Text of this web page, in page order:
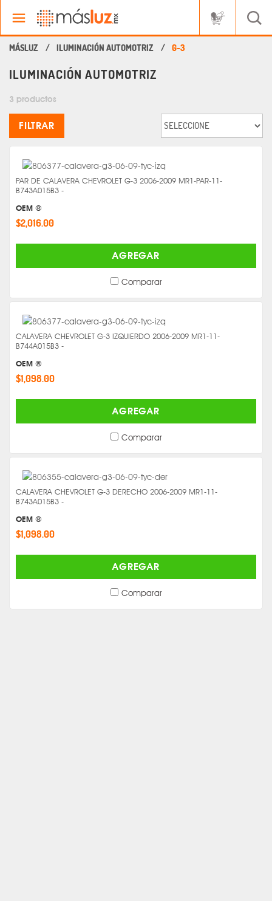
ILUMINACIÓN AUTOMOTRIZ G-3
ILUMINACIÓN AUTOMOTRIZ
3 productos
FILTRAR
PAR DE CALAVERA CHEVROLET G-3 2006-2009 MR1-PAR-11-
B743A015B3 -
OEM ®
$2,016.00
AGREGAR
Comparar
CALAVERA CHEVROLET G-3 IZQUIERDO 2006-2009 MR1-11-
B744A015B3 -
OEM ®
$1,098.00
AGREGAR
Comparar
CALAVERA CHEVROLET G-3 DERECHO 2006-2009 MR1-11-
B743A015B3 -
OEM ®
$1,098.00
AGREGAR
Comparar